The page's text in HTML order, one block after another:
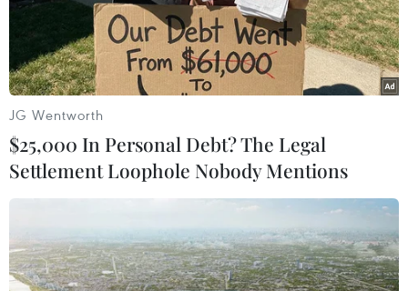
JG Wentworth
$25,000 In Personal Debt? The Legal
Settlement Loophole Nobody Mentions